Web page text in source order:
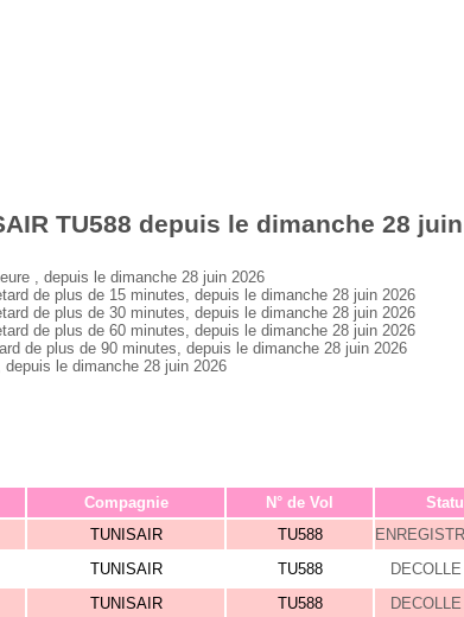
TU588 depuis le dimanche 28
, depuis le dimanche 28 juin 2026
de plus de 15 minutes, depuis le dimanche 28 juin 2026
de plus de 30 minutes, depuis le dimanche 28 juin 2026
de plus de 60 minutes, depuis le dimanche 28 juin 2026
de plus de 90 minutes, depuis le dimanche 28 juin 2026
le dimanche 28 juin 2026
Compagnie N° de Vol
TUNISAIR TU588
TUNISAIR TU588
TUNISAIR TU588